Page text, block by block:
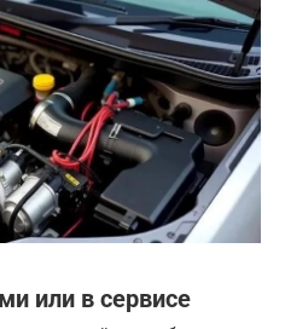
или в сервисе